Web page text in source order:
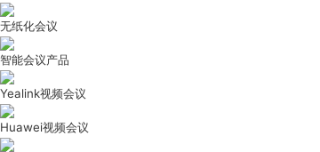
无纸化会议
智能会议产品
Yealink视频会议
Huawei视频会议